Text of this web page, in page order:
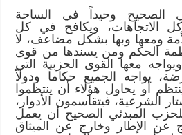
الصحيح وحيداً في الساحة
الاتجاهات، ويكافح في كل
ومعها وبها بشكل مضاعف، لا
الحكم ومن يسندها من قوى
معها القوى الحزبية التي
يواجه الجميع حكاماً ودولاً
أو يحاول هؤلاء أن ينتظموا
الشرعية، فيتقاسمون الأدوار،
المبدئي الصحيح أن يعمل
عن الإطار وخارج عن الميثاق